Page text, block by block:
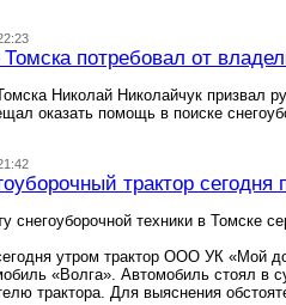
потребовал от
Николай Николайчук призвал
оказать помощь в поиске
трактор
снегоуборочной техники в
утром трактор ООО УК «Мой
«Волга». Автомобиль стоял в
трактора. Для выяснения